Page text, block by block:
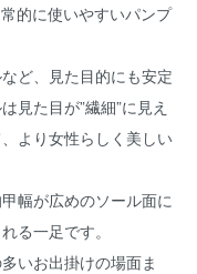
的に使いやすいパンプ
ど、見た目的にも安定
見た目が”繊細”に見え
より女性らしく美しい
幅が広めのソール面に
る一足です。
いお出掛けの場面ま